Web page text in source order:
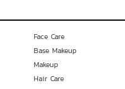
Face Care
Base Makeup
Makeup
Hair Care